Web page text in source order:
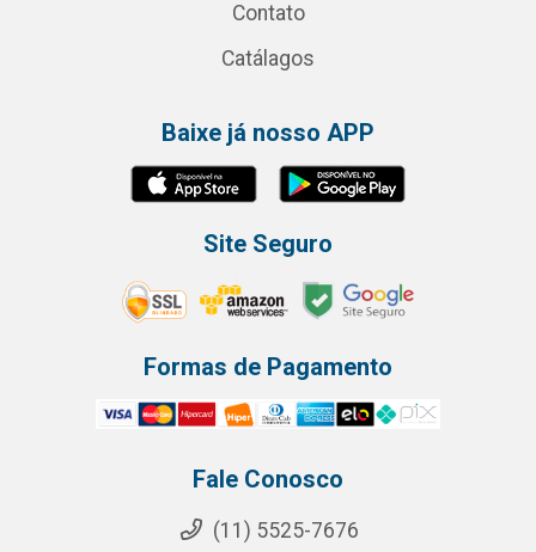
Contato
Catálagos
Baixe já nosso APP
Site Seguro
Formas de Pagamento
Fale Conosco
(11) 5525-7676